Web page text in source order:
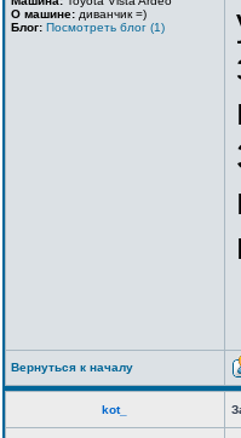
О машине: диванчик =)
Блог: Посмотреть блог (1)
Вернуться к началу
kot_